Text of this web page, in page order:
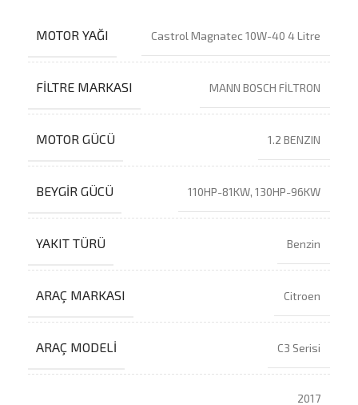
MOTOR YAĞI Castrol Magnatec 10W-40 4 Litre
FILTRE MARKASI MANN BOSCH FİLTRON
MOTOR GÜCÜ 1.2 BENZIN
BEYGIR GÜCÜ 110HP-81KW, 130HP-96KW
YAKIT TÜRÜ Benzin
ARAÇ MARKASI Citroen
ARAÇ MODELI C3 Serisi
2017